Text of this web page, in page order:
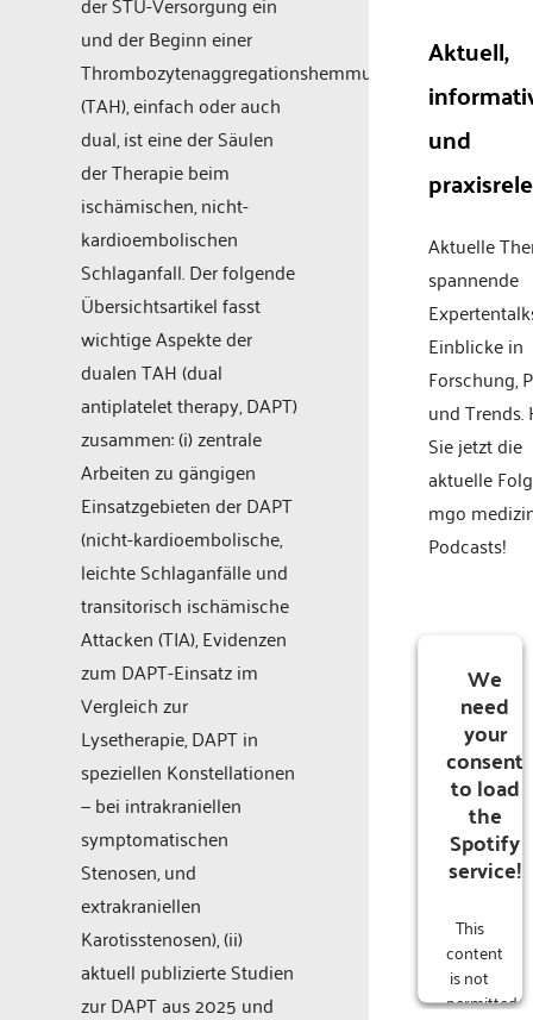
und der Beginn einer
Thrombozytenaggregationshemmung
(TAH), einfach oder auch
dual, ist eine der Säulen
der Therapie beim
ischämischen, nicht-
kardioembolischen
Schlaganfall. Der folgende
Übersichtsartikel fasst
wichtige Aspekte der
dualen TAH (dual
antiplatelet therapy, DAPT)
zusammen: (i) zentrale
Arbeiten zu gängigen
Einsatzgebieten der DAPT
(nicht-kardioembolische,
leichte Schlaganfälle und
transitorisch ischämische
Attacken (TIA), Evidenzen
zum DAPT-Einsatz im
Vergleich zur
Lysetherapie, DAPT in
speziellen Konstellationen
— bei intrakraniellen
symptomatischen
Stenosen, und
extrakraniellen
Karotisstenosen), (ii)
aktuell publizierte Studien
zur DAPT aus 2025 und
Aktuell,
und
Aktuelle
spannende
Einblicke in
Forschung,
und Trends.
Sie jetzt die
aktuelle
mgo
Podcasts!
We
need
your
consent
to load
the
Spotify
service!
This
content
is not
permitted